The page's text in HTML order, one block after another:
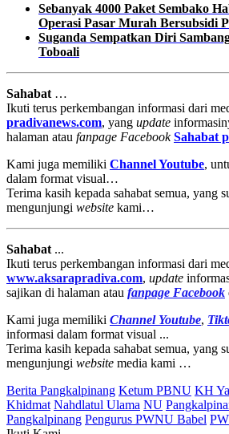
Sebanyak 4000 Paket Sembako
Operasi Pasar Murah Bersubsidi
Suganda Sempatkan Diri
Toboali
Sahabat …
Ikuti terus perkembangan informasi dari
pradivanews.com, yang update
halaman atau fanpage Facebook Sahabat
Kami juga memiliki Channel Youtube,
dalam format visual…
Terima kasih kepada sahabat semua, yang
mengunjungi website kami…
Sahabat ...
Ikuti terus perkembangan informasi dari
www.aksarapradiva.com, update
sajikan di halaman atau fanpage Facebook
Kami juga memiliki Channel Youtube,
informasi dalam format visual ...
Terima kasih kepada sahabat semua, yang
mengunjungi website media kami …
Berita Pangkalpinang Ketum PBNU KH
Khidmat Nahdlatul Ulama NU
Pangkalpinang Pengurus PWNU Babel